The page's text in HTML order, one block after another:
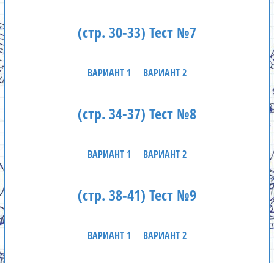
(стр. 30-33) Тест №7
ВАРИАНТ 1 ВАРИАНТ 2
(стр. 34-37) Тест №8
ВАРИАНТ 1 ВАРИАНТ 2
(стр. 38-41) Тест №9
ВАРИАНТ 1 ВАРИАНТ 2